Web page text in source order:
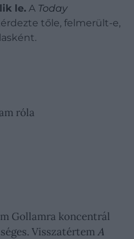
le. A Today
tőle, felmerült-e,
róla
Gollamra koncentrál
VisszatértemA